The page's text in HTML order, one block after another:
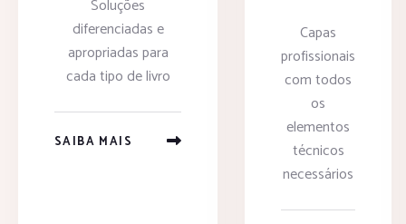
Soluções
diferenciadas e
apropriadas para
cada tipo de livro
SAIBA MAIS
Capas
profissionais
com todos
os
elementos
técnicos
necessários